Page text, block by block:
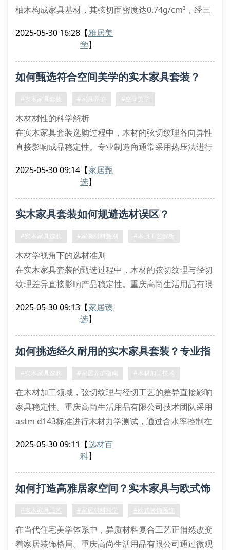
柚木构成家具基材，其弦切面密度达0.74g/cm³，经三
统运用悬臂梁原理，在餐边柜承重测试中实现
表面处理工艺图谱
采用德国klarlax水性漆进行七涂七磨工艺
2025-05-30 16:28 【雅居美
学】
如何甄选符合空间美学的实木家具套装？
#实木家具套装 #家具养护 #空间美学
木材材性的科学解析
在实木家具套装选购过程中，木材的弦切纹理各向异性
直接影响成品稳定性。专业制造商通常采用热压法进行
低内应力。以北美黑胡桃为例，其径向收缩率需控制在
标准，确保紫外线照射下不会发生黄变现象。消费者可
通过观察家具端面是否存在应力释放槽，
2025-05-30 09:14 【家居甄
选】
实木家具套装如何规避选材误区？
#实木家具选购 #家装材料甄别 #木质工艺解析
木材学视角下的选材准则
在实木家具套装的甄选过程中，木材的弦切纹理与径切
纹理差异直接影响产品稳定性。重庆高尚生活用品有限
28%-32%区间，确保木材在温湿度变化时保持尺寸恒
性。
结构力学在框架设计中的应用
2025-05-30 09:13 【家居臻
选】
如何挑选经久耐用的实木家具套装？专业指
南解析材质奥秘
#实木家具选购 #家居养护指南 #木材加工技术
在木材加工领域，弦切纹理与径切工艺的差异直接影响
家具稳定性。重庆高尚生活用品有限公司技术团队采用
astm d143标准进行木材力学测试，通过含水率控制在
系数≤0.3%。这种精密调控使实木框架结构在温差变化
我们的原料筛选过程包含年轮密度测量（≥6轮/英
寸）、心材占比分析（≥85%）、油脂
2025-05-30 09:11 【选材百
科】
如何打造高雅居家空间？实木家具与欧式饰
品的搭配奥秘
#实木家具工艺 #家居材料科学 #欧式装饰系统
在当代住宅美学体系中，异质材料复合工艺正悄然改变
着家居装饰格局。重庆高尚生活用品有限公司通过微观